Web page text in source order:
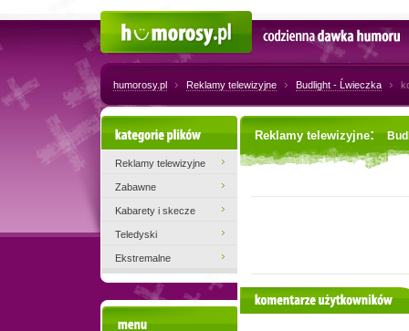
Codzienna dawka humoru
humorosy.pl Reklamy telewizyjne Budlight - Ĺwieczka
Reklamy telewizyjne:
komentarze użytkowników
Kategorie plików
Reklamy telewizyjne
Zabawne
Kabarety i skecze
Teledyski
Ekstremalne